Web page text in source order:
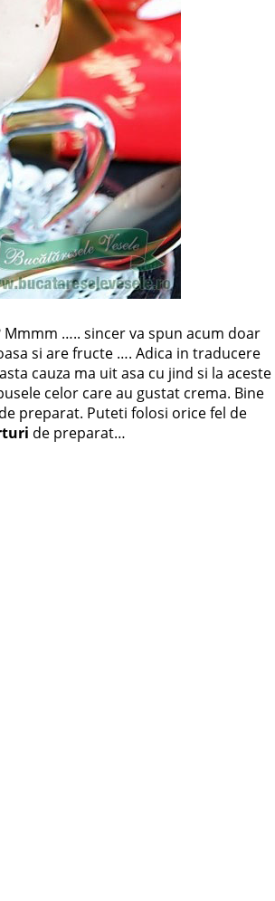
Mmmm ….. sincer va spun acum doar
si are fructe …. Adica in traducere
cauza ma uit asa cu jind si la aceste
celor care au gustat crema. Bine
preparat. Puteti folosi orice fel de
de preparat…